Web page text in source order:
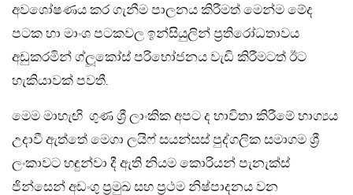
අවශෝෂණය කර ගැනීම පාලනය කිරීමත් මෙන්ම මේද
පටක හා මාංශ පටකවල ඉන්සියුලින් ප්‍රතිරෝධතාවය
අඩුකරමින් ග්ලූකෝස් පරිභෝජනය වැඩි කිරීමටත් ඊට
හැකියාවක් පවතී.
මෙම මාහැඟි ගුණ ශ්‍රී ලාංකික අපට ද භාවිතා කිරීමේ භාග්‍යය
උදාවී ඇත්තේ මෙගා ලයිෆ් සයන්සස් පුද්ගලික සමාගම ශ්‍රී
ලංකාවට හඳුන්වා දී ඇති නියම කොරියන් පැනැක්ස්
ජින්සෙන් අඩංගු ප්‍රමුඛ සහ ප්‍රථම නිෂ්පාදනය වන